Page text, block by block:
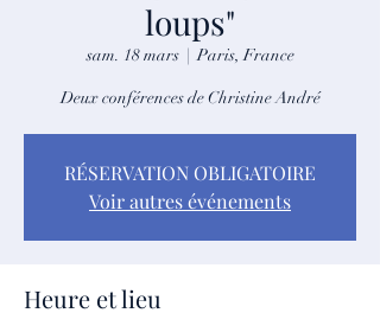
loups"
sam. 18 mars
  |
Paris, France
Deux conférences de Christine André
RÉSERVATION OBLIGATOIRE
Voir autres événements
Heure et lieu